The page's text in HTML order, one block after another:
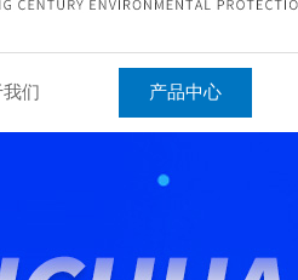
我们 产品中心